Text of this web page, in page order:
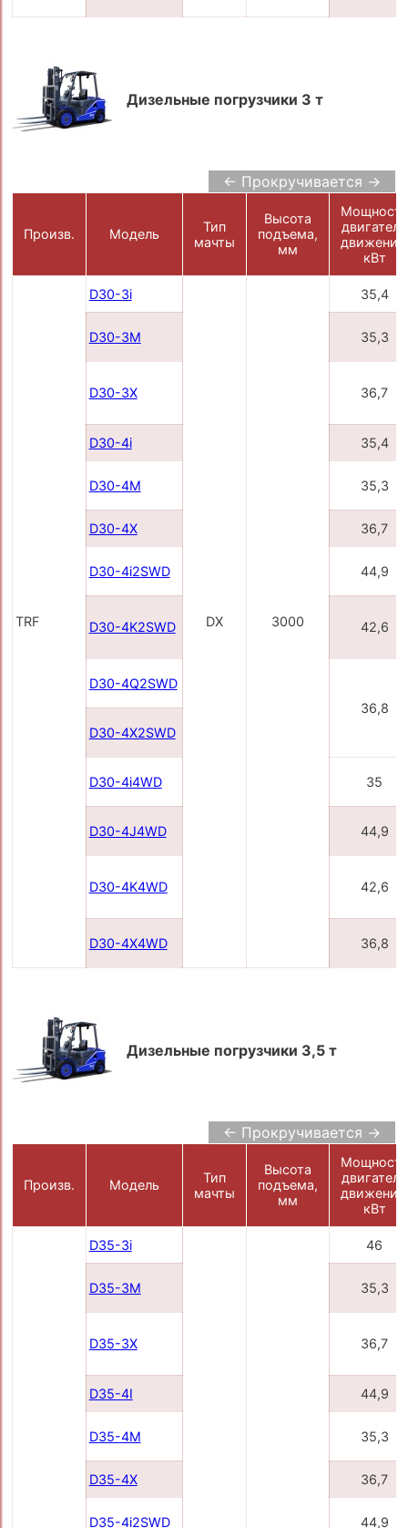
Дизельные погрузчики 3 т
← Прокручивается →
Произв. Модель
Тип
мачты
Высота
подъема,
мм
Мощность
двигателя
движения,
кВт
TRF
D30-3i
DX 3000
35,4
D30-3M 35,3
D30-3X 36,7
D30-4i 35,4
D30-4M 35,3
D30-4X 36,7
D30-4i2SWD 44,9
D30-4K2SWD 42,6
D30-4Q2SWD
36,8
D30-4X2SWD
D30-4i4WD 35
D30-4J4WD 44,9
D30-4K4WD 42,6
D30-4X4WD 36,8
Дизельные погрузчики 3,5 т
← Прокручивается →
Произв. Модель
Тип
мачты
Высота
подъема,
мм
Мощность
двигателя
движения,
кВт
D35-3i 46
D35-3M 35,3
D35-3X 36,7
D35-4I 44,9
D35-4M 35,3
D35-4X 36,7
D35-4i2SWD 44,9